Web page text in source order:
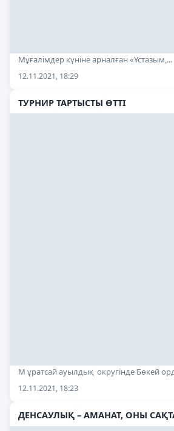
Мұғалімдер күніне арналған «Ұстазым,...
12.11.2021, 18:29
ТУРНИР ТАРТЫСТЫ ӨТТІ
М ұратсай ауылдық округінде Бөкей
12.11.2021, 18:23
ДЕНСАУЛЫҚ – АМАНАТ, ОНЫ